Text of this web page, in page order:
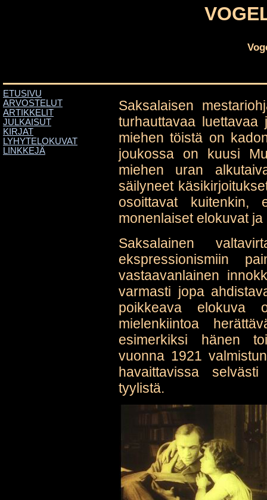
ETUSIVU
ARVOSTELUT
ARTIKKELIT
JULKAISUT
KIRJAT
LYHYTELOKUVAT
LINKKEJÄ
Saksalaisen
turhauttavaa
miehen töistä on
joukossa on kuusi
miehen uran
säilyneet
osoittavat kuitenkin,
monenlaiset elokuvat
Saksalainen
ekspressionismiin
vastaavanlainen
varmasti jopa
poikkeava elokuva
mielenkiintoa
esimerkiksi hänen
vuonna 1921
havaittavissa
tyylistä.